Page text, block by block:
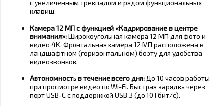
с увеличенным трекпадом и рядом функциональных
клавиш.
Камера 12 МП с функцией «Кадрирование в центре
внимания»:Широкоугольная камера 12 МП для фото и
видео 4К. Фронтальная камера 12 МП расположена в
ландшафтном (горизонтальном) борту для удобства
видеозвонков.
Автономность в течение всего дня: До 10 часов работы
при просмотре видео по Wi-Fi. Быстрая зарядка через
порт USB-C с поддержкой USB 3 (до 10 Гбит/с).